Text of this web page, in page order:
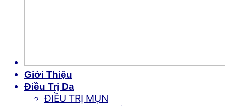
Giới Thiệu
Điều Trị Da
ĐIỀU TRỊ MỤN